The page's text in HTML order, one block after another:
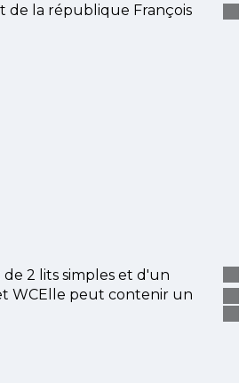
de la république François
2 lits simples et d'un
WCElle peut contenir un